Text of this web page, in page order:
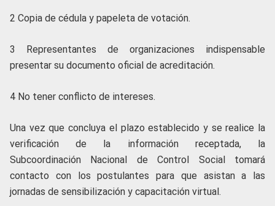
2 Copia de cédula y papeleta de votación.
3 Representantes de organizaciones indispensable
presentar su documento oficial de acreditación.
4 No tener conflicto de intereses.
Una vez que concluya el plazo establecido y se realice la
verificación de la información receptada, la
Subcoordinación Nacional de Control Social tomará
contacto con los postulantes para que asistan a las
jornadas de sensibilización y capacitación virtual.